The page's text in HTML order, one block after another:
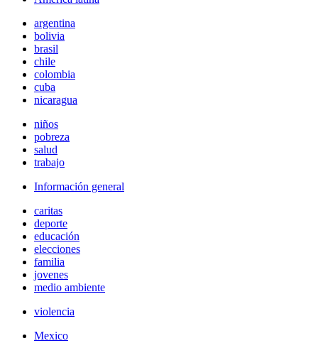
argentina
bolivia
brasil
chile
colombia
cuba
nicaragua
niños
pobreza
salud
trabajo
Información general
caritas
deporte
educación
elecciones
familia
jovenes
medio ambiente
violencia
Mexico